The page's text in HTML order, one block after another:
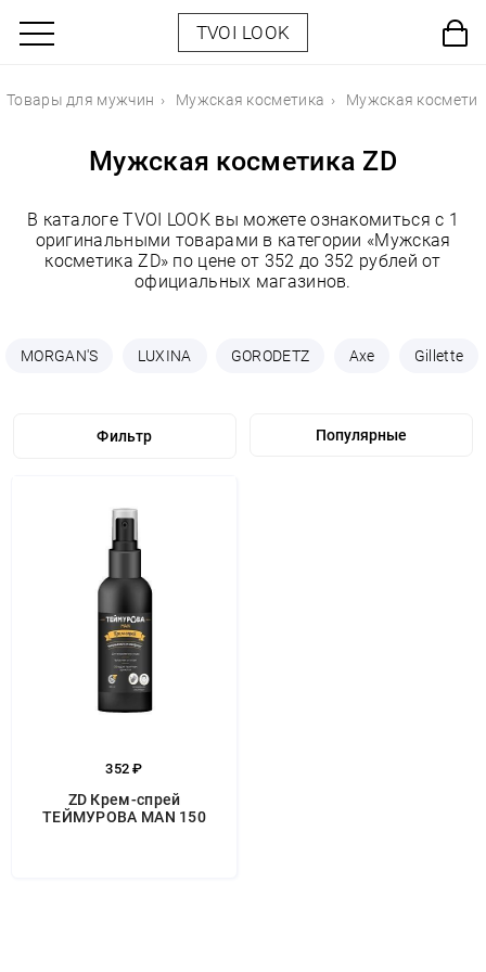
TVOI LOOK
Товары для мужчин Мужская косметика Мужская
Мужская косметика ZD
В каталоге TVOI LOOK вы можете ознакомиться с 1
оригинальными товарами в категории «Мужская
косметика ZD» по цене от 352 до 352 рублей от
официальных магазинов.
MORGAN'S LUXINA GORODETZ Axe Gillette
Фильтр
352 ₽
ZD Крем-спрей
ТЕЙМУРОВА MAN 150